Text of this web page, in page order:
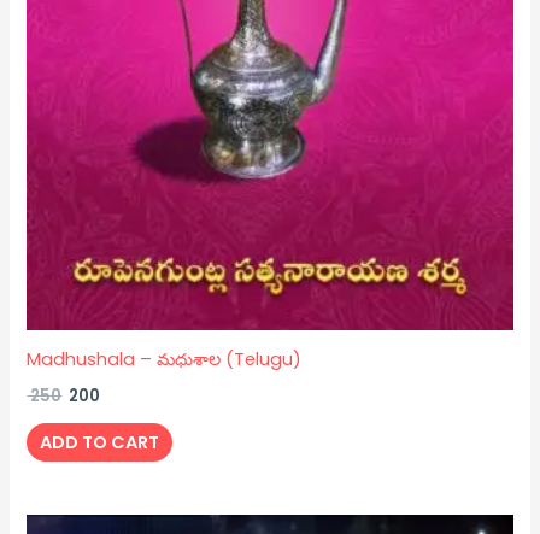
Madhushala – మధుశాల (Telugu)
250 200
ADD TO CART